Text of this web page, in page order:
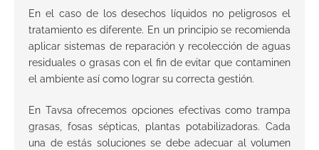
En el caso de los desechos líquidos no peligrosos el
tratamiento es diferente. En un principio se recomienda
aplicar sistemas de reparación y recolección de aguas
residuales o grasas con el fin de evitar que contaminen
el ambiente así como lograr su correcta gestión.
En Tavsa ofrecemos opciones efectivas como trampa
grasas, fosas sépticas, plantas potabilizadoras. Cada
una de estás soluciones se debe adecuar al volumen